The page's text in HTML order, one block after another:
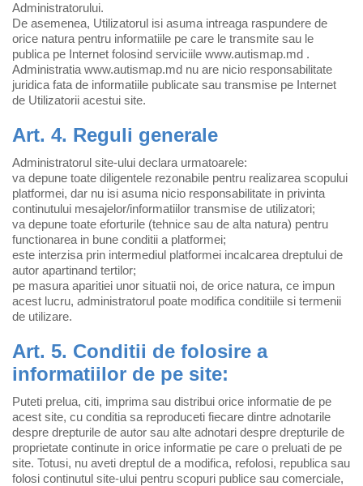
Administratorului.
De asemenea, Utilizatorul isi asuma intreaga raspundere de
orice natura pentru informatiile pe care le transmite sau le
publica pe Internet folosind serviciile www.autismap.md .
Administratia www.autismap.md nu are nicio responsabilitate
juridica fata de informatiile publicate sau transmise pe Internet
de Utilizatorii acestui site.
Art. 4. Reguli generale
Administratorul site-ului declara urmatoarele:
va depune toate diligentele rezonabile pentru realizarea scopului
platformei, dar nu isi asuma nicio responsabilitate in privinta
continutului mesajelor/informatiilor transmise de utilizatori;
va depune toate eforturile (tehnice sau de alta natura) pentru
functionarea in bune conditii a platformei;
este interzisa prin intermediul platformei incalcarea dreptului de
autor apartinand tertilor;
pe masura aparitiei unor situatii noi, de orice natura, ce impun
acest lucru, administratorul poate modifica conditiile si termenii
de utilizare.
Art. 5. Conditii de folosire a
informatiilor de pe site:
Puteti prelua, citi, imprima sau distribui orice informatie de pe
acest site, cu conditia sa reproduceti fiecare dintre adnotarile
despre drepturile de autor sau alte adnotari despre drepturile de
proprietate continute in orice informatie pe care o preluati de pe
site. Totusi, nu aveti dreptul de a modifica, refolosi, republica sau
folosi continutul site-ului pentru scopuri publice sau comerciale,